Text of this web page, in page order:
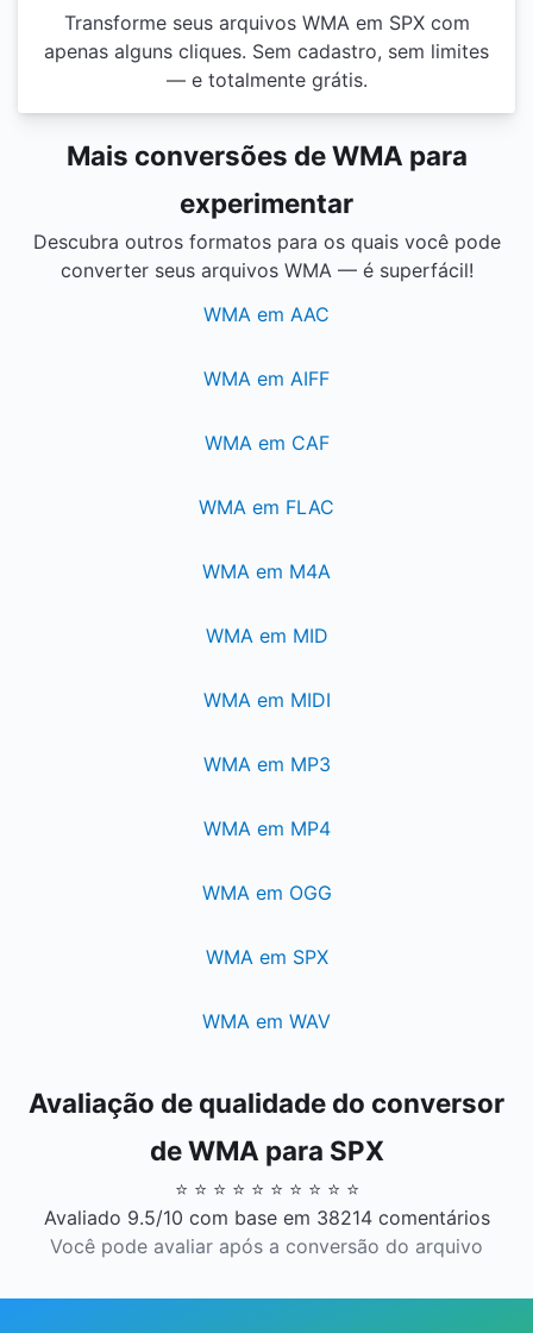
Transforme seus arquivos WMA em SPX com
apenas alguns cliques. Sem cadastro, sem limites
— e totalmente grátis.
Mais conversões de WMA para
experimentar
Descubra outros formatos para os quais você pode
converter seus arquivos WMA — é superfácil!
WMA em AAC
WMA em AIFF
WMA em CAF
WMA em FLAC
WMA em M4A
WMA em MID
WMA em MIDI
WMA em MP3
WMA em MP4
WMA em OGG
WMA em SPX
WMA em WAV
Avaliação de qualidade do conversor
de WMA para SPX
⭐ ⭐ ⭐ ⭐ ⭐ ⭐ ⭐ ⭐ ⭐ ⭐
Avaliado 9.5/10 com base em 38214 comentários
Você pode avaliar após a conversão do arquivo